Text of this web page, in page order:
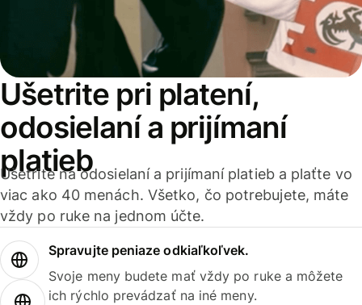
Ušetrite pri platení,
odosielaní a prijímaní
platieb
Ušetrite na odosielaní a prijímaní platieb a plaťte vo
viac ako 40 menách. Všetko, čo potrebujete, máte
vždy po ruke na jednom účte.
Spravujte peniaze odkiaľkoľvek.
Svoje meny budete mať vždy po ruke a môžete
ich rýchlo prevádzať na iné meny.